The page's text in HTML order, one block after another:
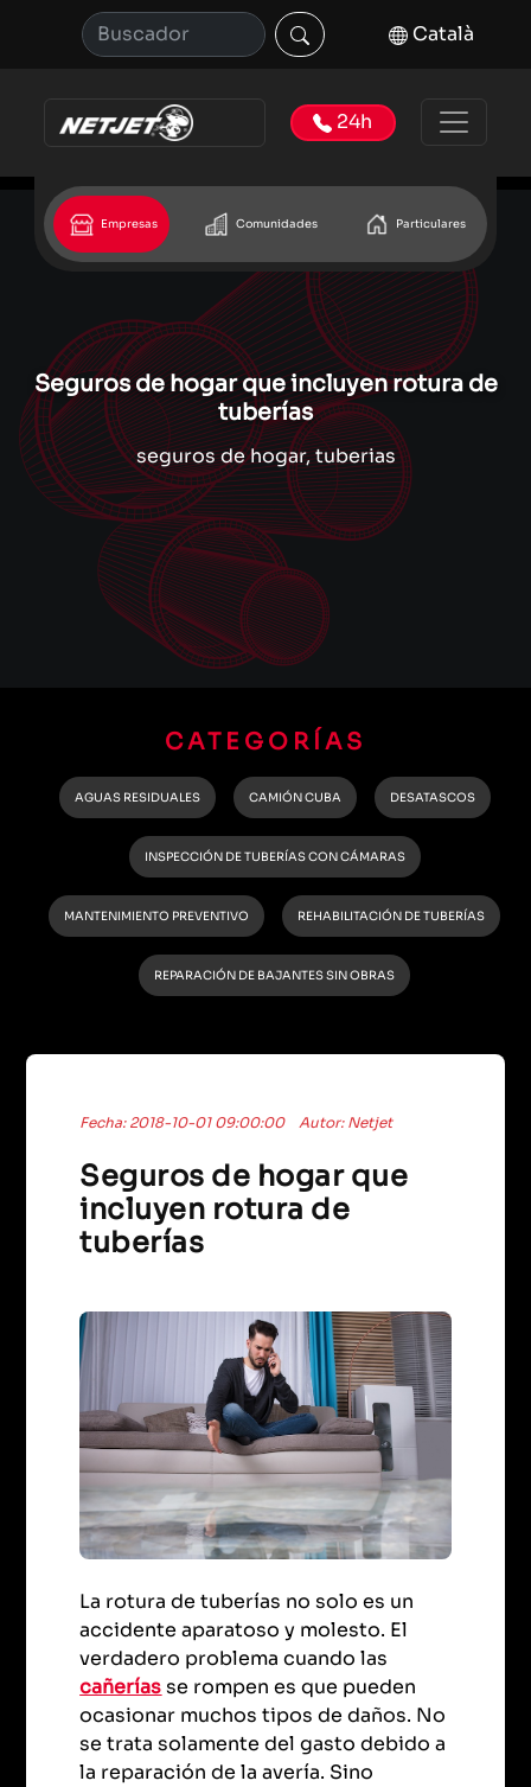
Català
24h
Empresas Comunidades Particulares
Seguros de hogar que incluyen rotura de
tuberías
seguros de hogar, tuberias
CATEGORÍAS
AGUAS RESIDUALES CAMIÓN CUBA DESATASCOS
INSPECCIÓN DE TUBERÍAS CON CÁMARAS
MANTENIMIENTO PREVENTIVO REHABILITACIÓN DE TUBERÍAS
REPARACIÓN DE BAJANTES SIN OBRAS
Fecha: 2018-10-01 09:00:00 Autor: Netjet
Seguros de hogar que
incluyen rotura de
tuberías
La rotura de tuberías no solo es un
accidente aparatoso y molesto. El
verdadero problema cuando las
cañeríasse rompen es que pueden
ocasionar muchos tipos de daños. No
se trata solamente del gasto debido a
la reparación de la avería. Sino